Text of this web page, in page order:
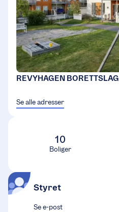
REVYHAGEN BORETTSLAG
Se alle adresser
10
Boliger
Styret
Se e-post